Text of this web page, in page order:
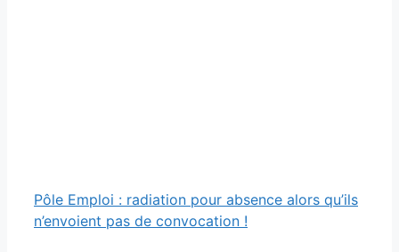
Pôle Emploi : radiation pour absence alors qu’ils
n’envoient pas de convocation !